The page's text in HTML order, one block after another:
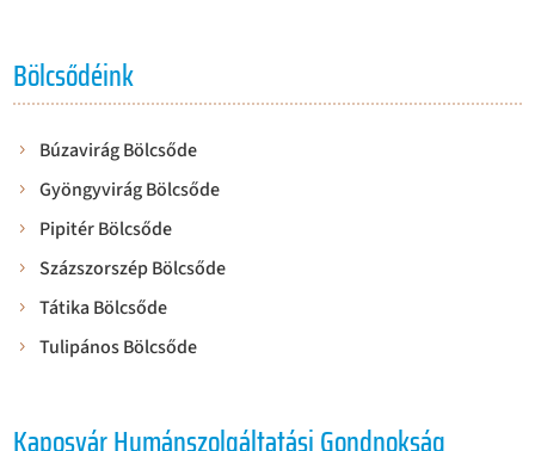
Bölcsődéink
Búzavirág Bölcsőde
Gyöngyvirág Bölcsőde
Pipitér Bölcsőde
Százszorszép Bölcsőde
Tátika Bölcsőde
Tulipános Bölcsőde